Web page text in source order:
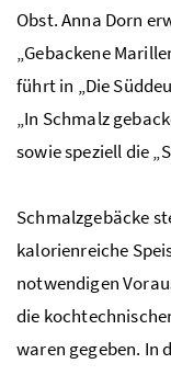
Obst. Anna Dorn
„Gebackene
führt in „Die
„In Schmalz
sowie speziell die
Schmalzgebäcke
kalorienreiche
notwendigen
die
waren gegeben. In